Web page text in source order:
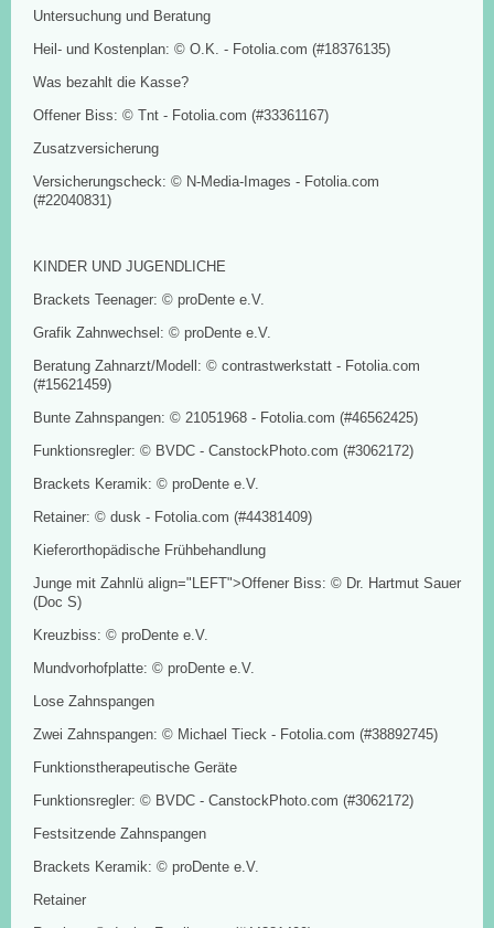
Untersuchung und Beratung
Heil- und Kostenplan: © O.K. - Fotolia.com (#18376135)
Was bezahlt die Kasse?
Offener Biss: © Tnt - Fotolia.com (#33361167)
Zusatzversicherung
Versicherungscheck: © N-Media-Images - Fotolia.com
(#22040831)
KINDER UND JUGENDLICHE
Brackets Teenager: © proDente e.V.
Grafik Zahnwechsel: © proDente e.V.
Beratung Zahnarzt/Modell: © contrastwerkstatt - Fotolia.com
(#15621459)
Bunte Zahnspangen: © 21051968 - Fotolia.com (#46562425)
Funktionsregler: © BVDC - CanstockPhoto.com (#3062172)
Brackets Keramik: © proDente e.V.
Retainer: © dusk - Fotolia.com (#44381409)
Kieferorthopädische Frühbehandlung
Junge mit Zahnlü align="LEFT">Offener Biss: © Dr. Hartmut Sauer
(Doc S)
Kreuzbiss: © proDente e.V.
Mundvorhofplatte: © proDente e.V.
Lose Zahnspangen
Zwei Zahnspangen: © Michael Tieck - Fotolia.com (#38892745)
Funktionstherapeutische Geräte
Funktionsregler: © BVDC - CanstockPhoto.com (#3062172)
Festsitzende Zahnspangen
Brackets Keramik: © proDente e.V.
Retainer